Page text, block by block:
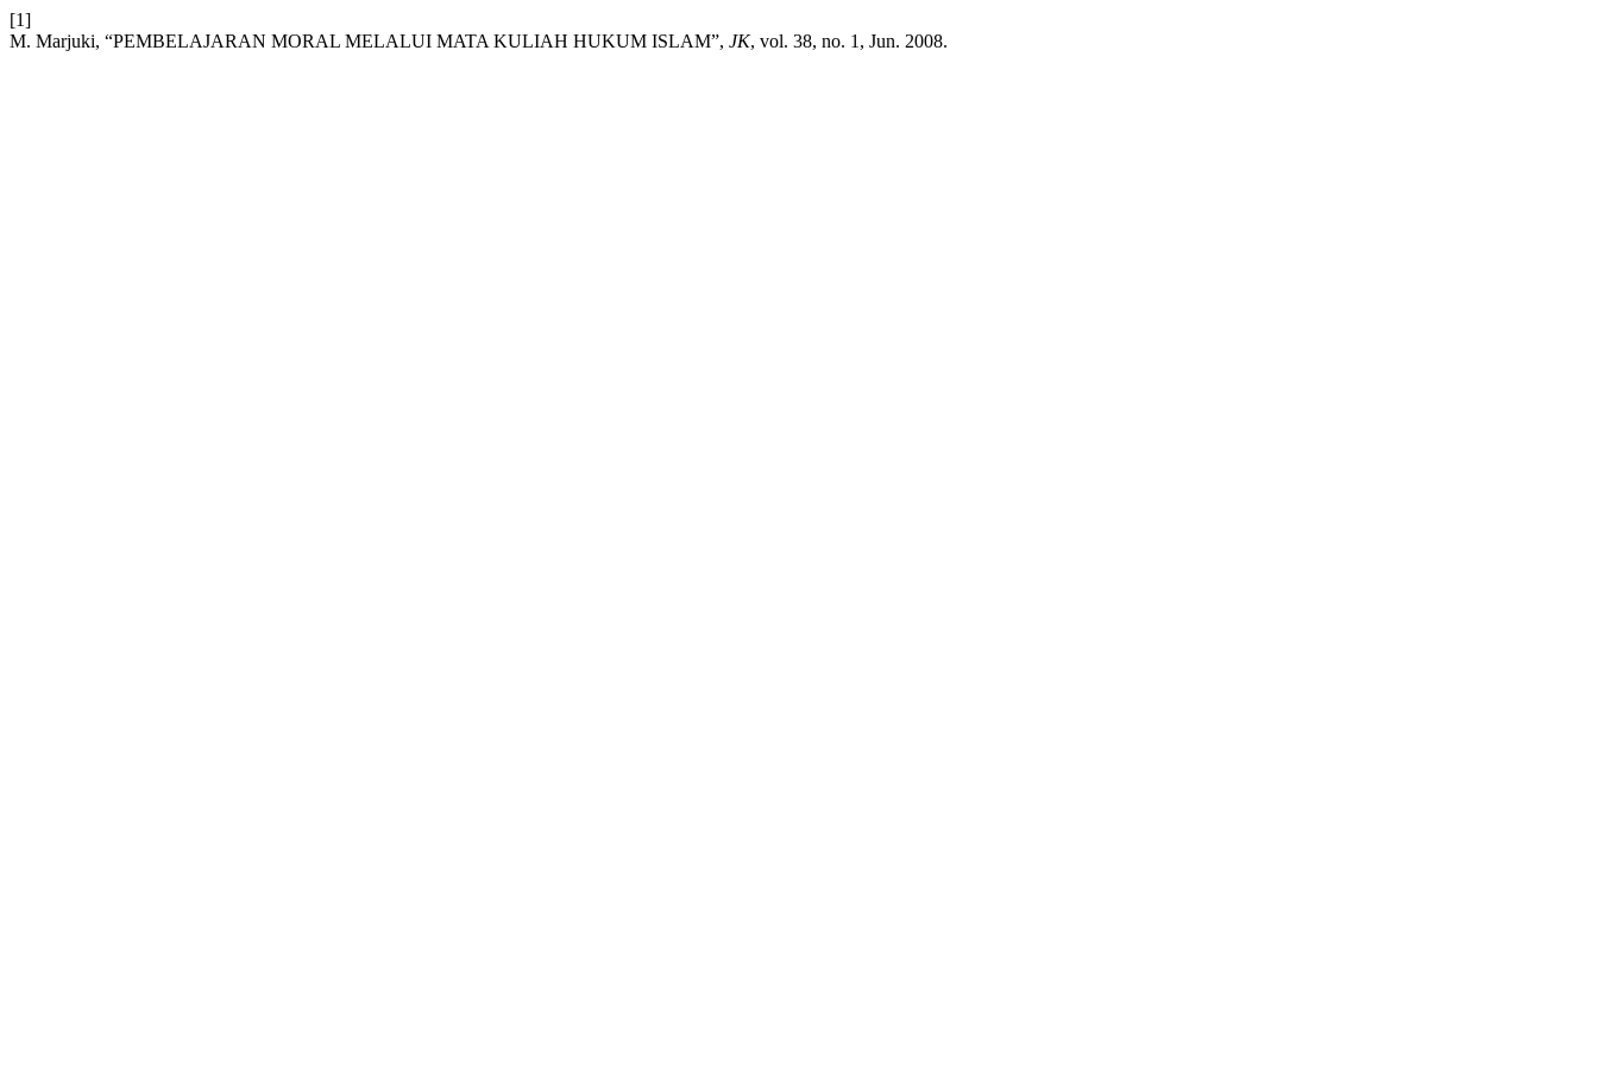
[1]
M. Marjuki, “PEMBELAJARAN MORAL MELALUI MATA KULIAH HUKUM ISLAM”, JK, vol. 38, no. 1, Jun. 2008.